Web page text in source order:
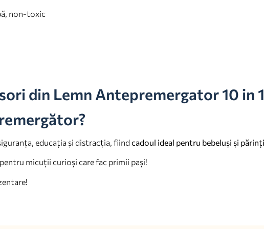
non-toxic
din Lemn Antepremergator 10 in 1
educația și distracția, fiind cadoul ideal pentru bebeluși și părinți
micuții curioși care fac primii pași!